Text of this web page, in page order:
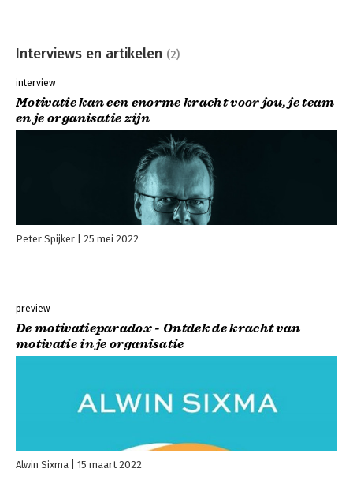
Interviews en artikelen (2)
interview
Motivatie kan een enorme kracht voor jou, je team
en je organisatie zijn
Peter Spijker 25 mei 2022
preview
De motivatieparadox - Ontdek de kracht van
motivatie in je organisatie
Alwin Sixma 15 maart 2022